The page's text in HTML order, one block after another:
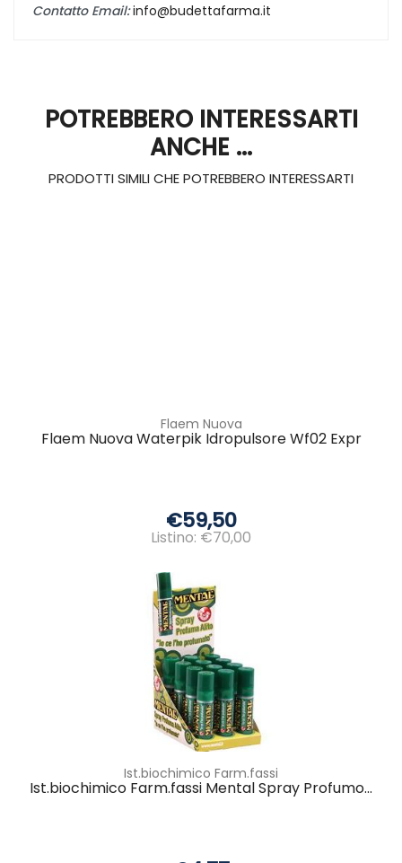
Contatto Email:info@budettafarma.it
POTREBBERO INTERESSARTI
ANCHE ...
PRODOTTI SIMILI CHE POTREBBERO INTERESSARTI
Flaem Nuova
Flaem Nuova Waterpik Idropulsore Wf02 Expr
€59,50
Listino: €70,00
Ist.biochimico Farm.fassi
Ist.biochimico Farm.fassi Mental Spray Profumo...